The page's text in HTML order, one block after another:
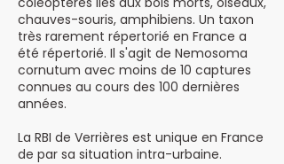
chauves-souris, amphibiens. Un taxon
très rarement répertorié en France a
été répertorié. Il s'agit de Nemosoma
cornutum avec moins de 10 captures
connues au cours des 100 dernières
années.
La RBI de Verrières est unique en France
de par sa situation intra-urbaine.